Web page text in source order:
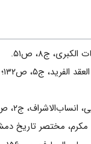
ج۸، ص۵۱.
ج۲، ص۶۹.
مختصر تاریخ دمشق،